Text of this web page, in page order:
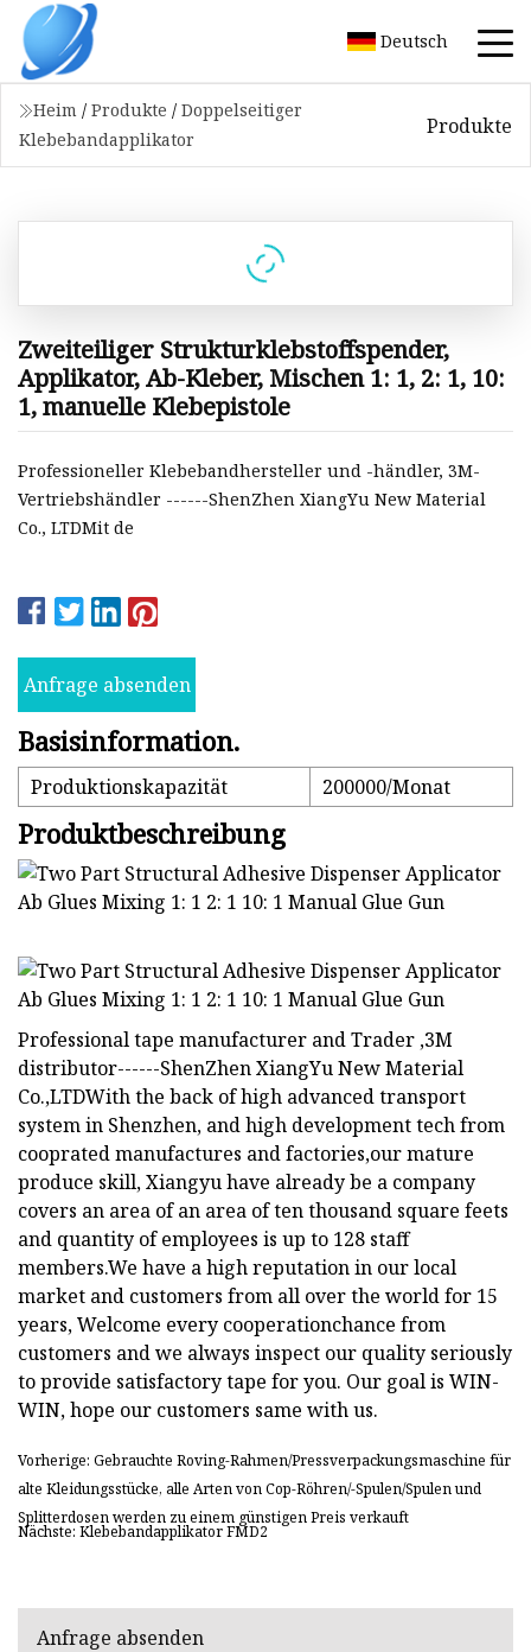
Deutsch
Heim / Produkte / Doppelseitiger
Klebebandapplikator
Produkte
Zweiteiliger Strukturklebstoffspender,
Applikator, Ab-Kleber, Mischen 1: 1, 2: 1, 10:
1, manuelle Klebepistole
Professioneller Klebebandhersteller und -händler, 3M-
Vertriebshändler ------ShenZhen XiangYu New Material
Co., LTDMit de
Anfrage absenden
Basisinformation.
Produktionskapazität 200000/Monat
Produktbeschreibung
Professional tape manufacturer and Trader ,3M
distributor------ShenZhen XiangYu New Material
Co.,LTDWith the back of high advanced transport
system in Shenzhen, and high development tech from
cooprated manufactures and factories,our mature
produce skill, Xiangyu have already be a company
covers an area of an area of ten thousand square feets
and quantity of employees is up to 128 staff
members.We have a high reputation in our local
market and customers from all over the world for 15
years, Welcome every cooperationchance from
customers and we always inspect our quality seriously
to provide satisfactory tape for you. Our goal is WIN-
WIN, hope our customers same with us.
Vorherige: Gebrauchte Roving-Rahmen/Pressverpackungsmaschine für
alte Kleidungsstücke, alle Arten von Cop-Röhren/-Spulen/Spulen und
Splitterdosen werden zu einem günstigen Preis verkauft
Nächste: Klebebandapplikator FMD2
Anfrage absenden